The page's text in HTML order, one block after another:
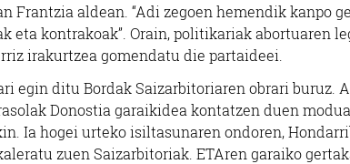
Frantzia aldean. “Adi zegoen hemendik kanpo
eta kontrakoak”. Orain, politikariak abortuaren
irakurtzea gomendatu die partaideei.
egin ditu Bordak Saizarbitoriaren obrari buruz.
Donostia garaikidea kontatzen duen
Ia hogei urteko isiltasunaren ondoren,
zuen Saizarbitoriak. ETAren garaiko